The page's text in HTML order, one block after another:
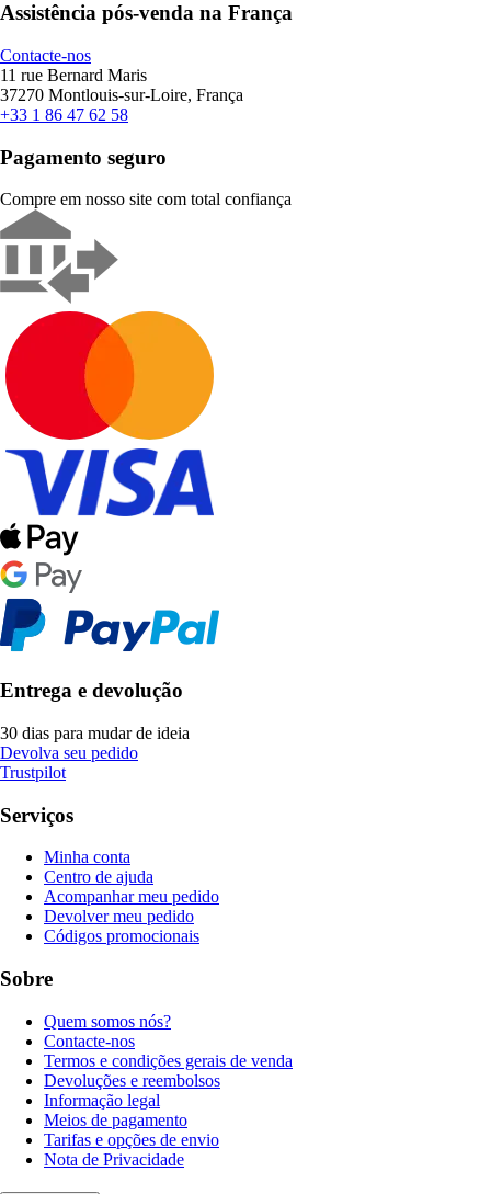
Assistência pós-venda na França
Contacte-nos
11 rue Bernard Maris
37270 Montlouis-sur-Loire, França
+33 1 86 47 62 58
Pagamento seguro
Compre em nosso site com total confiança
Entrega e devolução
30 dias para mudar de ideia
Devolva seu pedido
Trustpilot
Serviços
Minha conta
Centro de ajuda
Acompanhar meu pedido
Devolver meu pedido
Códigos promocionais
Sobre
Quem somos nós?
Contacte-nos
Termos e condições gerais de venda
Devoluções e reembolsos
Informação legal
Meios de pagamento
Tarifas e opções de envio
Nota de Privacidade